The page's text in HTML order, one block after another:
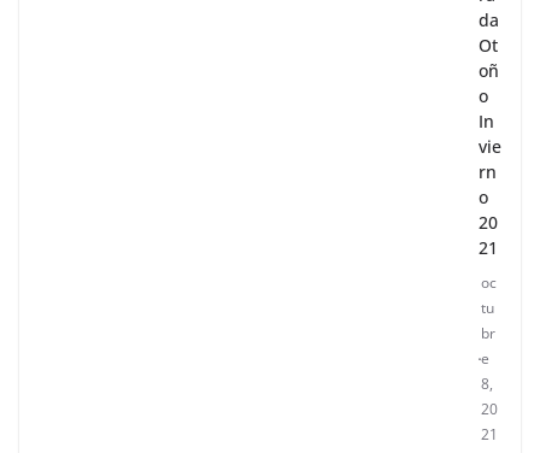
da
Ot
oñ
o
In
vie
rn
o
20
21
oc
tu
br
e
8,
20
21